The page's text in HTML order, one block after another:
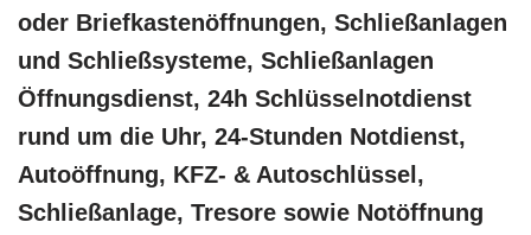
oder Briefkastenöffnungen, Schließanlagen
und Schließsysteme, Schließanlagen
Öffnungsdienst, 24h Schlüsselnotdienst
rund um die Uhr, 24-Stunden Notdienst,
Autoöffnung, KFZ- & Autoschlüssel,
Schließanlage, Tresore sowie Notöffnung